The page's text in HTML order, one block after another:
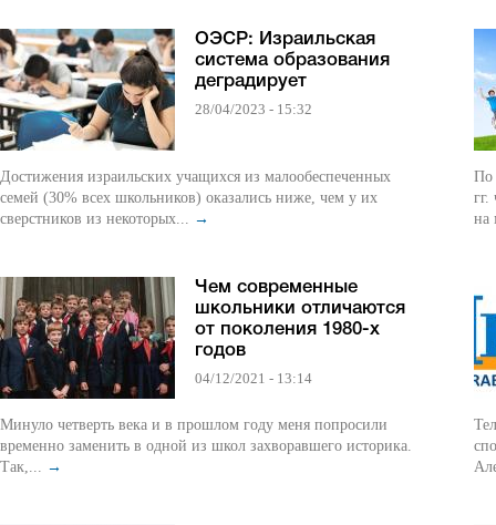
ОЭСР: Израильская
система образования
деградирует
28/04/2023 - 15:32
Достижения израильских учащихся из малообеспеченных
семей (30% всех школьников) оказались ниже, чем у их
сверстников из некоторых... →
Чем современные
школьники отличаются
от поколения 1980-х
годов
04/12/2021 - 13:14
Минуло четверть века и в прошлом году меня попросили
временно заменить в одной из школ захворавшего историка.
Так,... →
По
на